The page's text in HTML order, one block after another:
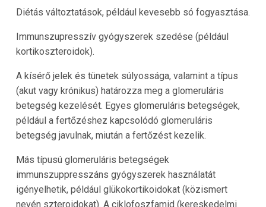
Diétás változtatások, például kevesebb só fogyasztása.
Immunszupresszív gyógyszerek szedése (például
kortikoszteroidok).
A kísérő jelek és tünetek súlyossága, valamint a típus
(akut vagy krónikus) határozza meg a glomeruláris
betegség kezelését. Egyes glomeruláris betegségek,
például a fertőzéshez kapcsolódó glomeruláris
betegség javulnak, miután a fertőzést kezelik.
Más típusú glomeruláris betegségek
immunszuppresszáns gyógyszerek használatát
igényelhetik, például glükokortikoidokat (közismert
nevén szteroidokat). A ciklofoszfamid (kereskedelmi